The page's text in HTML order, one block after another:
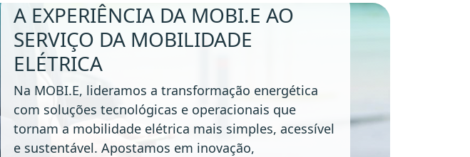
A EXPERIÊNCIA DA MOBI.E AO
SERVIÇO DA MOBILIDADE
ELÉTRICA
Na MOBI.E, lideramos a transformação energética
com soluções tecnológicas e operacionais que
tornam a mobilidade elétrica mais simples, acessível
e sustentável. Apostamos em inovação,